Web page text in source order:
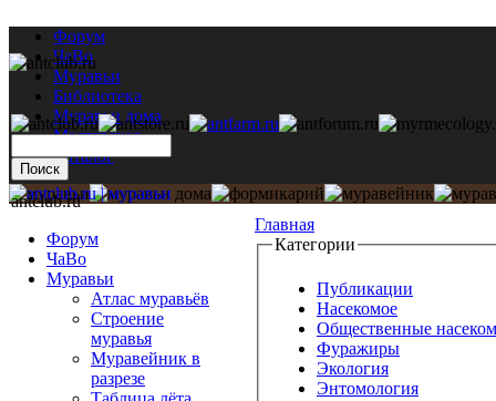
Форум
ЧаВо
Муравьи
Библиотека
Муравьи дома
Мастерская
Каталог
Главная
Категории
Публикации
Насекомое
Общественные
Фуражиры
Экология
Энтомология
antclub.ru
Форум
ЧаВо
Муравьи
Атлас муравьёв
Строение
муравья
Муравейник в
разрезе